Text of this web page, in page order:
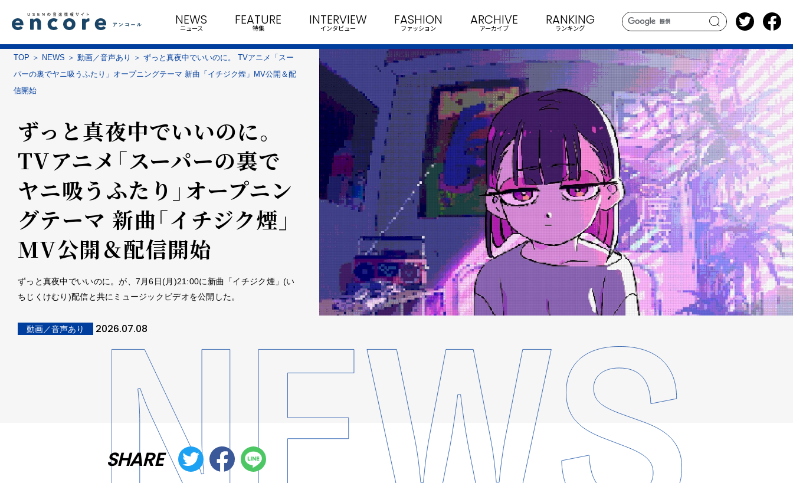
search
NEWS
ニュース
FEATURE
特集
INTERVIEW
インタビュー
FASHION
ファッション
ARCHIVE
アーカイブ
RANKING
ランキング
TOP NEWS 動画／音声あり
ずっと真夜中でいいのに。 TVアニメ「スー
パーの裏でヤニ吸うふたり」オープニングテーマ 新曲「イチジク煙」MV公開＆配
信開始
ずっと真夜中でいいのに。
TVアニメ「スーパーの裏で
ヤニ吸うふたり」オープニン
グテーマ 新曲「イチジク煙」
MV公開＆配信開始
ずっと真夜中でいいのに。が、7月6日(月)21:00に新曲「イチジク煙」(い
ちじくけむり)配信と共にミュージックビデオを公開した。
動画／音声あり 2026.07.08
SHARE